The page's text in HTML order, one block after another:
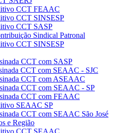
CCT FEAAC
CCT SINSESP
CCT SASP
Sindical Patronal
CCT SINSESP
CCT com SASP
CCT com SEAAC - SJC
CCT com ASEAAC
CCT com SEAAC - SP
CCT com FEAAC
SEAAC SP
CCT com SEAAC São José
e Região
CCT SEAAC